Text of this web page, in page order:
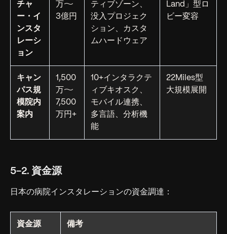
チャ
ー・イ
ンスタ
レーシ
ョン
万〜
3億円
ティブゾーン、
没入プロジェク
ション、カスタ
ムハードウェア
Land」型ロ
ビー変容
キャン
パス規
模院内
案内
1,500
万〜
7,500
万円+
10+インタラクテ
ィブキオスク、
モバイル連携、
多言語、分析機
能
22Miles型
大規模展開
5-2. 資金源
日本の病院インスタレーションの資金調達：
資金源 備考